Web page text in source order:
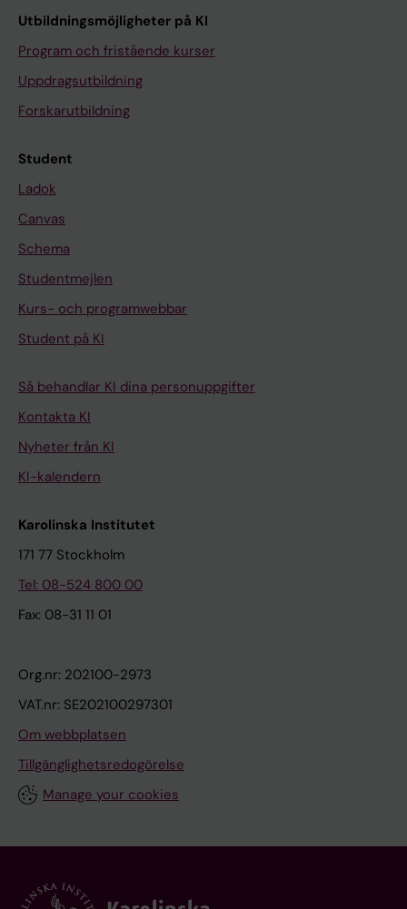
Utbildningsmöjligheter på KI
Program och fristående kurser
Uppdragsutbildning
Forskarutbildning
Student
Ladok
Canvas
Schema
Studentmejlen
Kurs- och programwebbar
Student på KI
Så behandlar KI dina personuppgifter
Kontakta KI
Nyheter från KI
KI-kalendern
Karolinska Institutet
171 77 Stockholm
Tel: 08-524 800 00
Fax: 08-31 11 01
Org.nr: 202100-2973
VAT.nr: SE202100297301
Om webbplatsen
Tillgänglighetsredogörelse
Manage your cookies